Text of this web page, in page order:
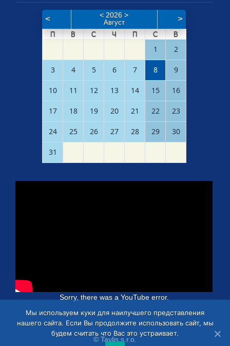
< < 2026>
Август >
П В С Ч П С В
1 2
3 4 5 6 7 8 9
10 11 12 13 14 15 16
17 18 19 20 21 22 23
24 25 26 27 28 29 30
31
Sorry, there was a YouTube error.
© Taylis s.r.o.
Мы используем куки для наилучшего представления
нашего сайта. Если Вы продолжите использовать сайт, мы
будем считать что Вас это устраивает.